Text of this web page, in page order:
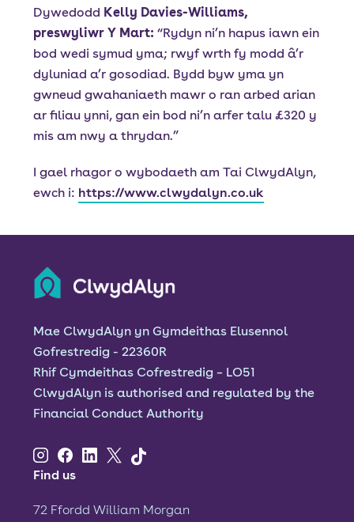
Dywedodd Kelly Davies-Williams,
preswyliwr Y Mart: “Rydyn ni’n hapus iawn ein
bod wedi symud yma; rwyf wrth fy modd â’r
dyluniad a’r gosodiad. Bydd byw yma yn
gwneud gwahaniaeth mawr o ran arbed arian
ar filiau ynni, gan ein bod ni’n arfer talu £320 y
mis am nwy a thrydan.”
I gael rhagor o wybodaeth am Tai ClwydAlyn,
ewch i: https://www.clwydalyn.co.uk
Mae ClwydAlyn yn Gymdeithas Elusennol
Gofrestredig - 22360R
Rhif Cymdeithas Cofrestredig – LO51
ClwydAlyn is authorised and regulated by the
Financial Conduct Authority
Find us
72 Ffordd William Morgan